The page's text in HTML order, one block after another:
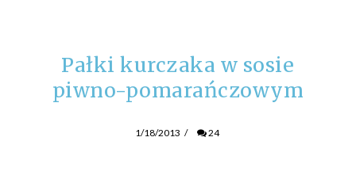
Pałki kurczaka w sosie
piwno-pomarańczowym
1/18/2013 / 24